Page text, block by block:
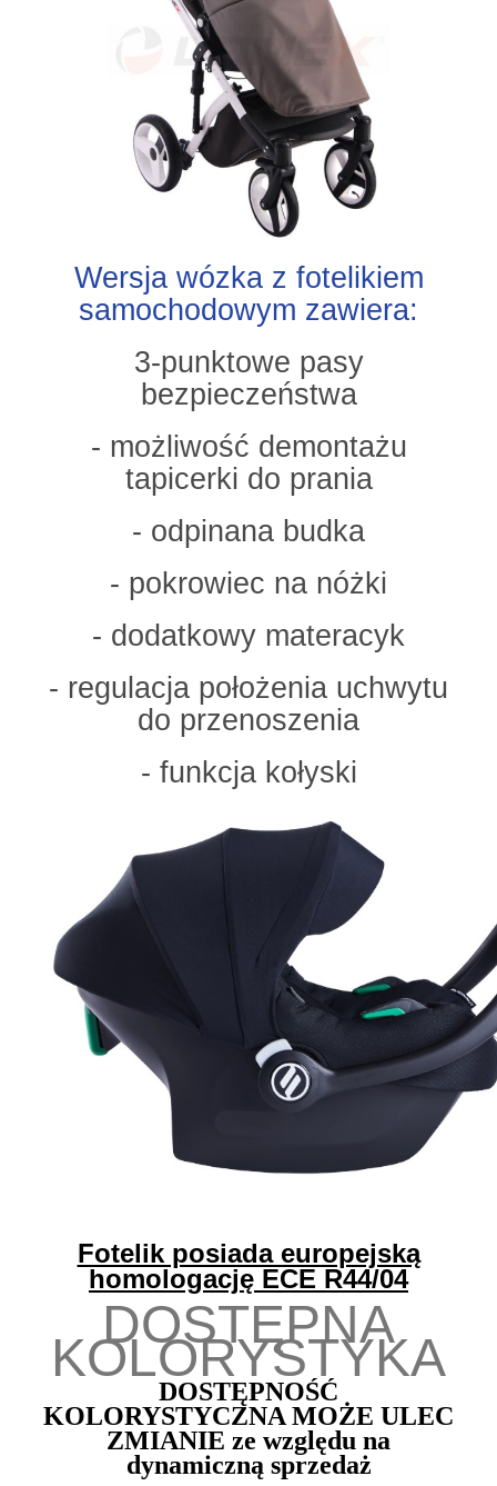
Wersja wózka z fotelikiem
samochodowym zawiera:
3-punktowe pasy
bezpieczeństwa
- możliwość demontażu
tapicerki do prania
- odpinana budka
- pokrowiec na nóżki
- dodatkowy materacyk
- regulacja położenia uchwytu
do przenoszenia
- funkcja kołyski
Fotelik posiada europejską
homologację ECE R44/04
DOSTĘPNA
KOLORYSTYKA
DOSTĘPNOŚĆ
KOLORYSTYCZNA MOŻE ULEC
ZMIANIE ze względu na
dynamiczną sprzedaż